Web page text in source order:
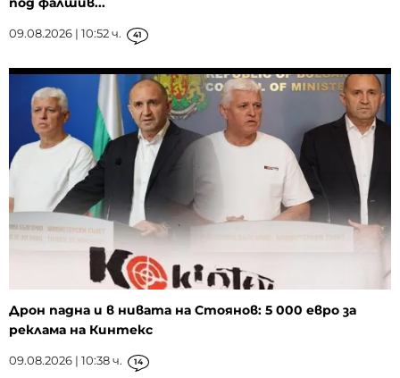
09.08.2026 | 10:52 ч. 41
Дрон падна и в нивата на Стоянов: 5 000 евро за
реклама на Кинтекс
09.08.2026 | 10:38 ч. 14